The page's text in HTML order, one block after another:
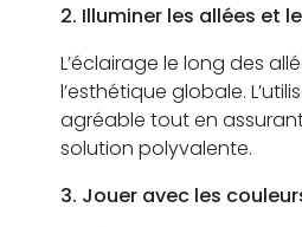
2. Illuminer les allées et
L’éclairage le long des
l’esthétique globale.
agréable tout en
solution polyvalente.
3. Jouer avec les